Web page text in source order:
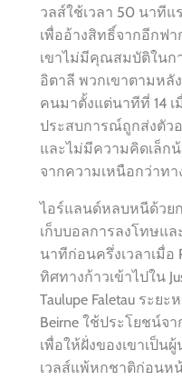
วลส์ใช้เวลา 50 นาที
เพื่ออ้างสิทธิ์จากอีกฟ
เขาไม่มีคุณสมบัติในก
อิตาลี พวกเขาตามหลั
คนมาตั้งแต่นาทีที่ 14
ประสบการณ์ถูกส่งตัว
และไม่มีความคิดเล็ก
จากความเหนือกว่าทา
ไอร์แลนด์หลบหนีด้วย
เก็บบอลการลงโทษแ
นาทีก่อนครึ่งเวลาเมื่อ
ทิศทางก้าวเข้าไปใน
Taulupe Faletau ระย
Beirne ใช้ประโยชน์จา
เพื่อให้ฝั่งของเขาเป็น
เวลส์แพ้หกชาติก่อนห